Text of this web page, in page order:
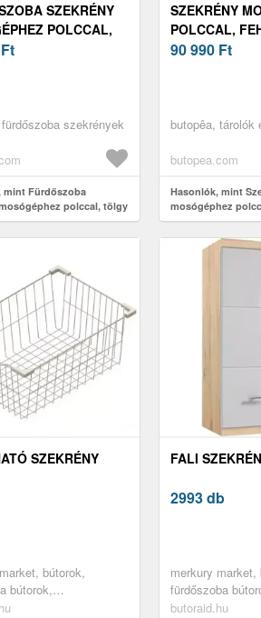
SZEKRÉNY
POLCCAL,
- PLAN -
Ft
szekrények
mint Fürdőszoba
polccal, tölgy
- Butopêa
SZEKRÉNY
POLCCAL,
BUTOPÊA
90 990 Ft
butopêa, tárolók
butopea.com
Hasonlók, mint
mosógéphez
Butopêa
SZEKRÉNY
bútorok,
bútorok,
szekrény
FALI
2993 db
merkury market,
fürdőszoba
szekrények, fali
butoraid.hu